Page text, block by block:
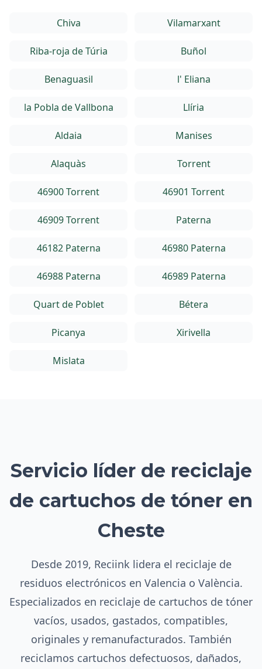
Chiva Vilamarxant
Riba-roja de Túria Buñol
Benaguasil l' Eliana
la Pobla de Vallbona Llíria
Aldaia Manises
Alaquàs Torrent
46900 Torrent 46901 Torrent
46909 Torrent Paterna
46182 Paterna 46980 Paterna
46988 Paterna 46989 Paterna
Quart de Poblet Bétera
Picanya Xirivella
Mislata
Servicio líder de reciclaje
de cartuchos de tóner en
Cheste
Desde 2019, Reciink lidera el reciclaje de
residuos electrónicos en Valencia o València.
Especializados en reciclaje de cartuchos de tóner
vacíos, usados, gastados, compatibles,
originales y remanufacturados. También
reciclamos cartuchos defectuosos, dañados,